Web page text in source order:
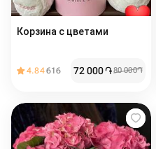
Корзина с цветами
4.84616 72 000֏80 000֏